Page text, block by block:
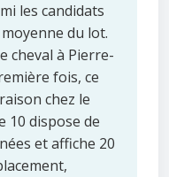
les candidats
du lot.
cheval à Pierre-
fois, ce
chez le
10 dispose de
et affiche 20